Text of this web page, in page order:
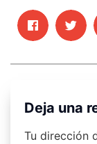
Deja una
Tu dirección